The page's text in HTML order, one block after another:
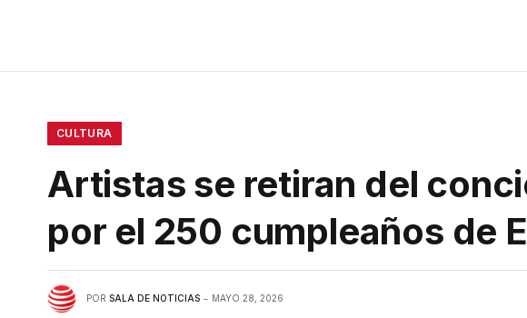
CULTURA
Artistas se retiran del
por el 250 cumpleaños de
POR SALA DE NOTICIAS MAYO 28, 2026